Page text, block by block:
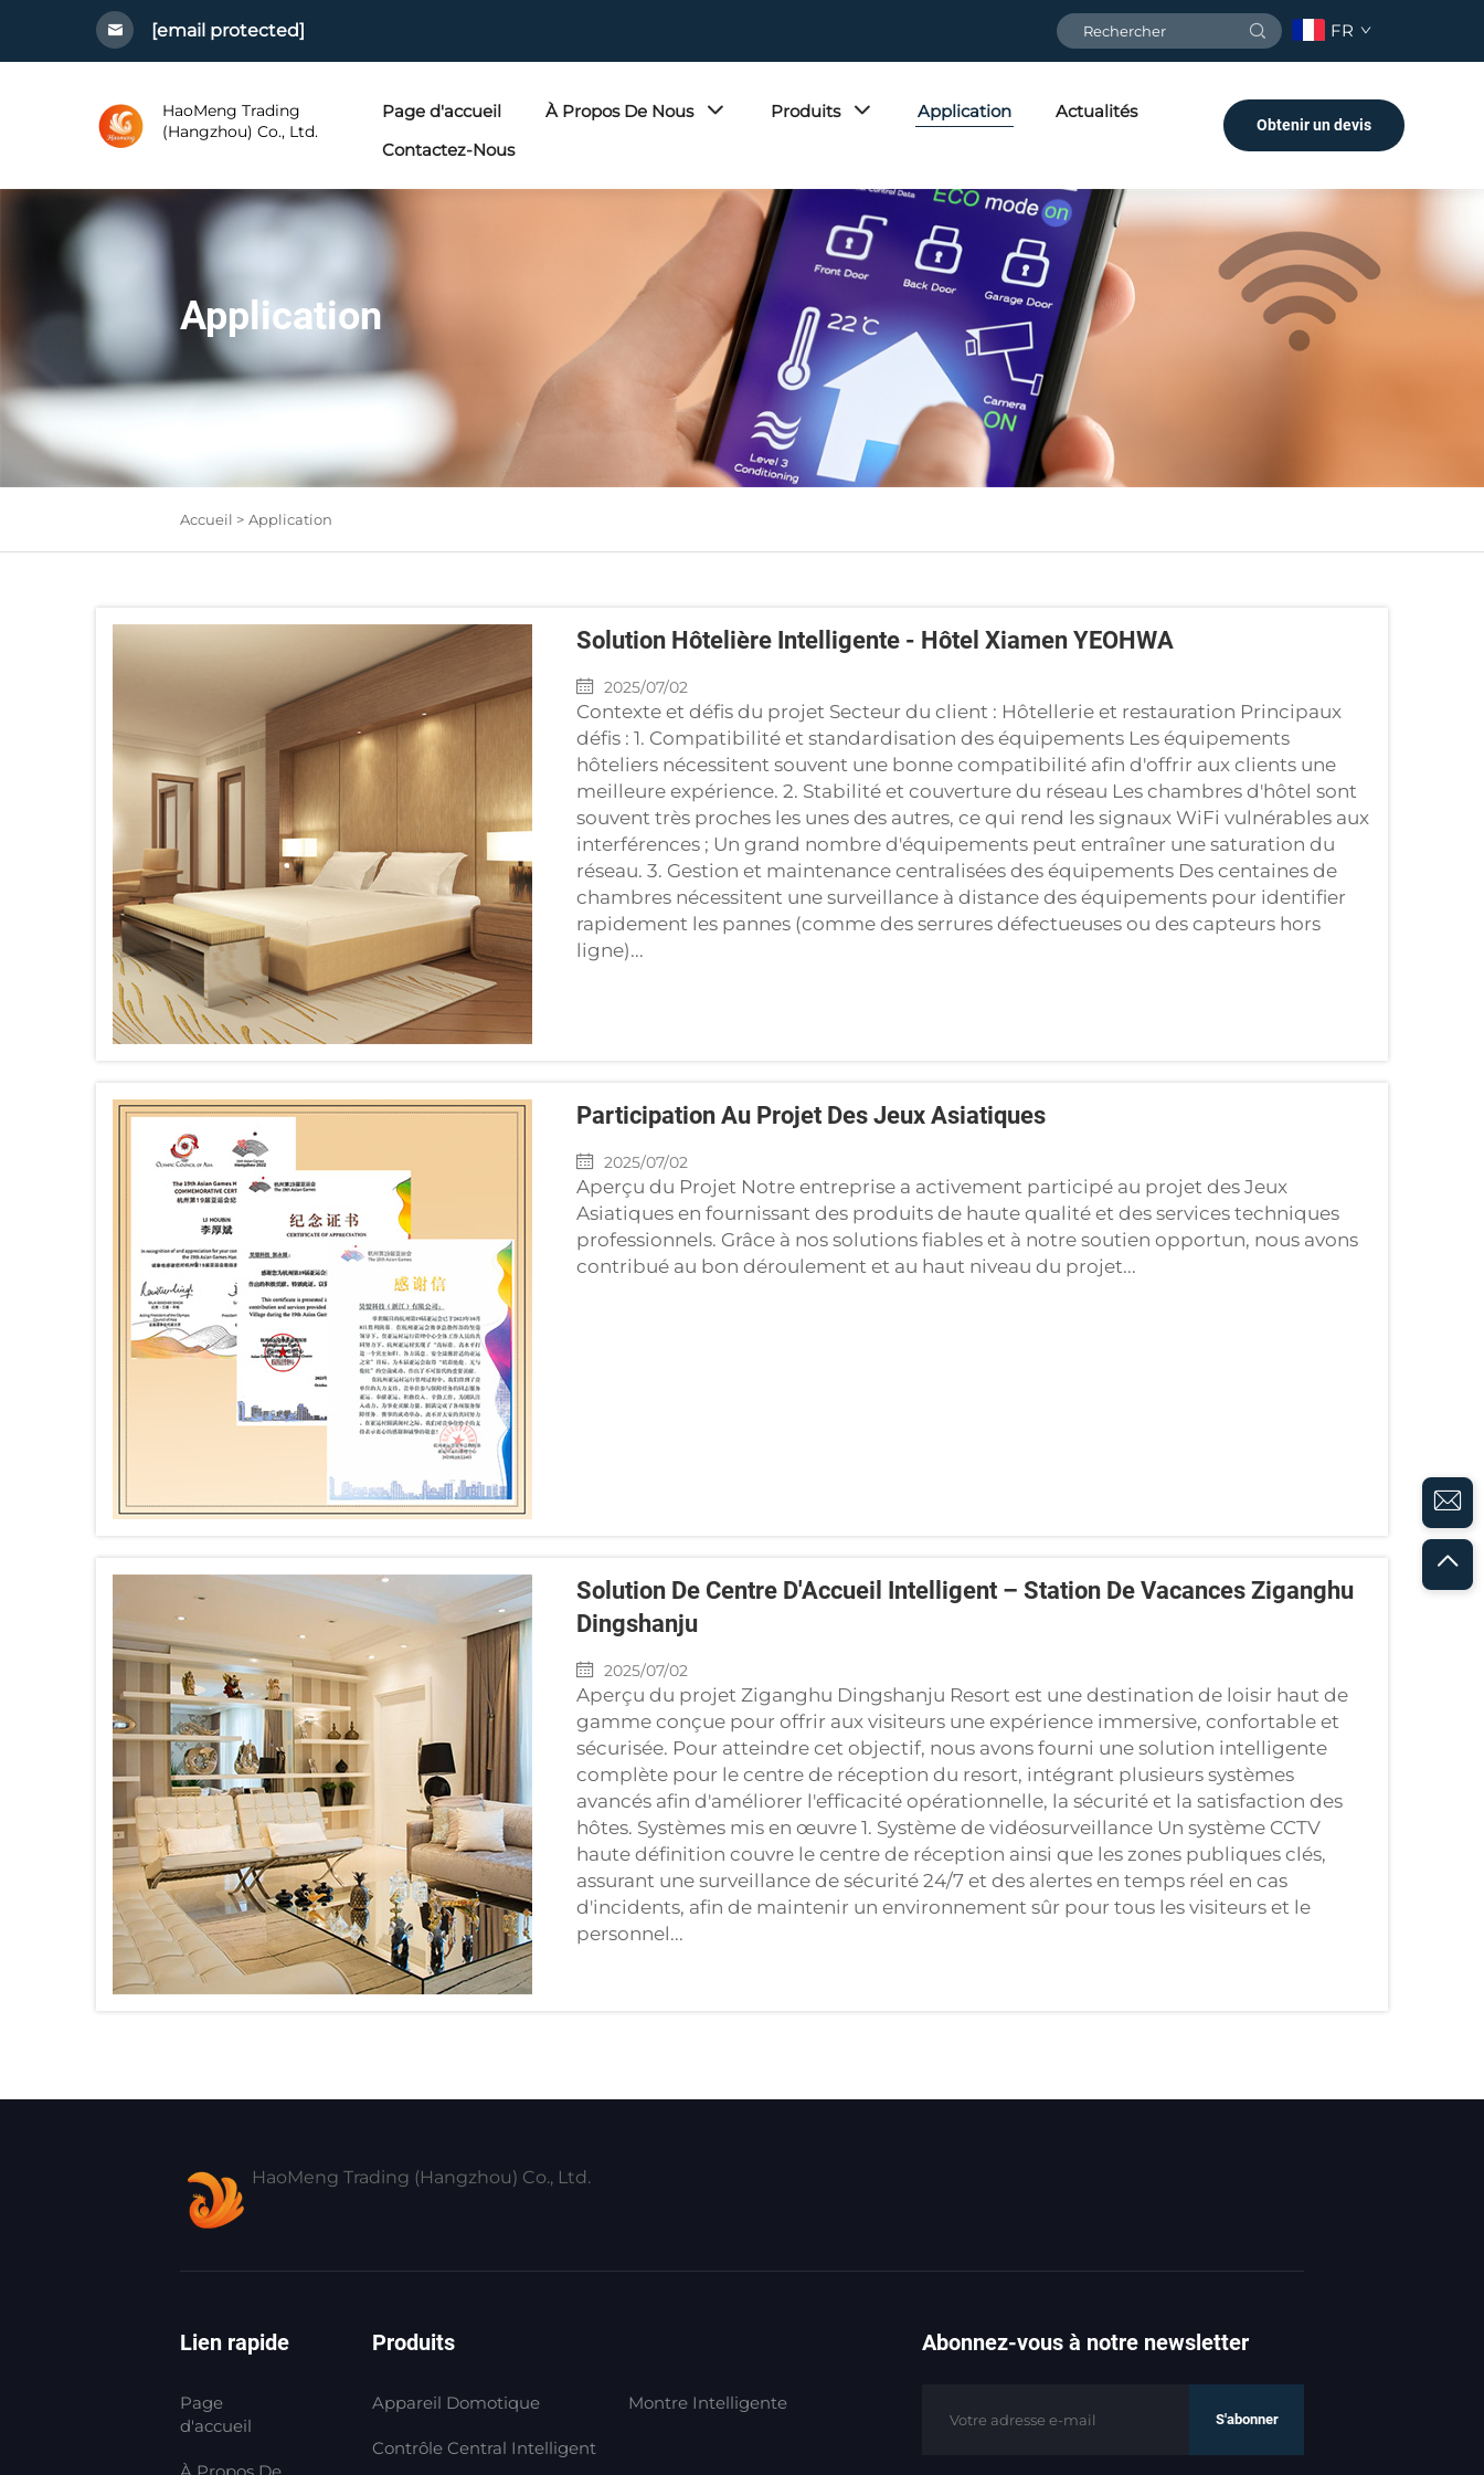
[email protected] FR
HaoMeng Trading
(Hangzhou) Co., Ltd.
Page d'accueil À Propos De Nous Produits Application
Actualités
Contactez-Nous
Obtenir un devis
Application
Accueil > Application
Solution Hôtelière Intelligente - Hôtel Xiamen YEOHWA
2025/07/02
Contexte et défis du projet Secteur du client : Hôtellerie et restauration Principaux
défis : 1. Compatibilité et standardisation des équipements Les équipements
hôteliers nécessitent souvent une bonne compatibilité afin d'offrir aux clients une
meilleure expérience. 2. Stabilité et couverture du réseau Les chambres d'hôtel sont
souvent très proches les unes des autres, ce qui rend les signaux WiFi vulnérables aux
interférences ; Un grand nombre d'équipements peut entraîner une saturation du
réseau. 3. Gestion et maintenance centralisées des équipements Des centaines de
chambres nécessitent une surveillance à distance des équipements pour identifier
rapidement les pannes (comme des serrures défectueuses ou des capteurs hors
ligne)...
Participation Au Projet Des Jeux Asiatiques
2025/07/02
Aperçu du Projet Notre entreprise a activement participé au projet des Jeux
Asiatiques en fournissant des produits de haute qualité et des services techniques
professionnels. Grâce à nos solutions fiables et à notre soutien opportun, nous avons
contribué au bon déroulement et au haut niveau du projet...
Solution De Centre D'Accueil Intelligent – Station De Vacances Ziganghu
Dingshanju
2025/07/02
Aperçu du projet Ziganghu Dingshanju Resort est une destination de loisir haut de
gamme conçue pour offrir aux visiteurs une expérience immersive, confortable et
sécurisée. Pour atteindre cet objectif, nous avons fourni une solution intelligente
complète pour le centre de réception du resort, intégrant plusieurs systèmes
avancés afin d'améliorer l'efficacité opérationnelle, la sécurité et la satisfaction des
hôtes. Systèmes mis en œuvre 1. Système de vidéosurveillance Un système CCTV
haute définition couvre le centre de réception ainsi que les zones publiques clés,
assurant une surveillance de sécurité 24/7 et des alertes en temps réel en cas
d'incidents, afin de maintenir un environnement sûr pour tous les visiteurs et le
personnel...
HaoMeng Trading (Hangzhou) Co., Ltd.
Lien rapide
Page
d'accueil
Produits
Appareil Domotique
Contrôle Central Intelligent
Montre Intelligente
Abonnez-vous à notre newsletter
S'abonner